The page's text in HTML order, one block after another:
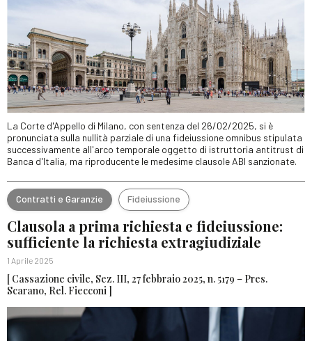
La Corte d'Appello di Milano, con sentenza del 26/02/2025, si è
pronunciata sulla nullità parziale di una fideiussione omnibus stipulata
successivamente all'arco temporale oggetto di istruttoria antitrust di
Banca d'Italia, ma riproducente le medesime clausole ABI sanzionate.
Contratti e Garanzie Fideiussione
Clausola a prima richiesta e fideiussione:
sufficiente la richiesta extragiudiziale
1 Aprile 2025
[ Cassazione civile, Sez. III, 27 febbraio 2025, n. 5179 – Pres.
Scarano, Rel. Fiecconi ]